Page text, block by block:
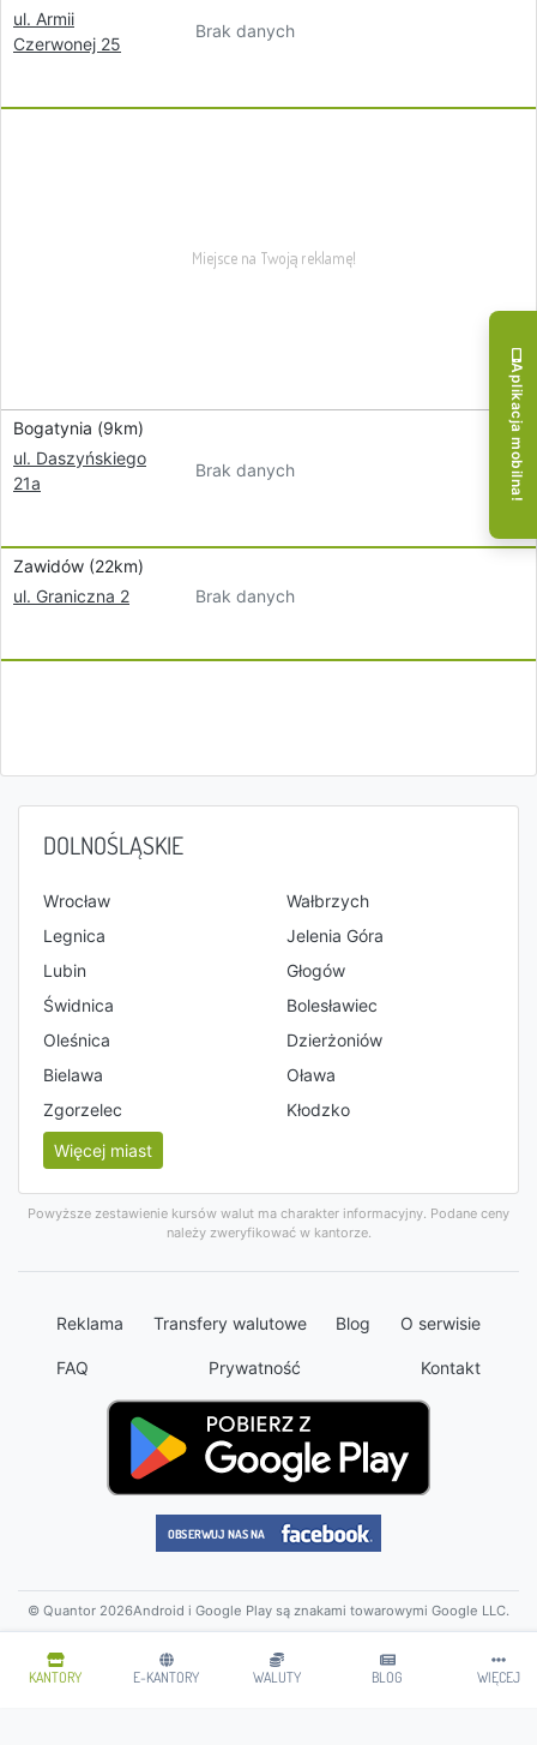
KANTORY E-KANTORY WALUTY BLOG WIĘCEJ
ul. Armii
Czerwonej 25
Brak danych
Bogatynia (9km)
ul. Daszyńskiego
21a
Brak danych
Zawidów (22km)
ul. Graniczna 2
Brak danych
DOLNOŚLĄSKIE
Wrocław
Wałbrzych
Legnica
Jelenia Góra
Lubin
Głogów
Świdnica
Bolesławiec
Oleśnica
Dzierżoniów
Bielawa
Oława
Zgorzelec
Kłodzko
Więcej miast
Powyższe zestawienie kursów walut ma charakter informacyjny. Podane ceny
należy zweryfikować w kantorze.
Reklama Transfery walutowe Blog O serwisie
FAQ Prywatność Kontakt
© Quantor 2026Android i Google Play są znakami towarowymi Google LLC.
Aplikacja mobilna!